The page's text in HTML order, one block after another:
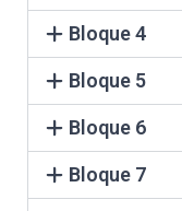
Bloque 4
Bloque 5
Bloque 6
Bloque 7